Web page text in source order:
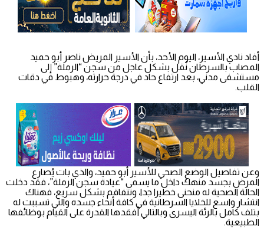
أفاد نادي الأسير، اليوم الأحد، بأن الأسير المريض ناصر أبو حميد
المصاب بالسرطان نُقل بشكل عاجل من سجن “الرملة” إلى
مستشفى مدني، بعد ارتفاع حاد في درجة حرارته، وهبوط في دقات
القلب.
وعن تفاصيل الوضع الصحي للأسير أبو حميد، والذي بات يُصارع
المرض بجسد منهك داخل ما يسمى “عيادة سجن الرملة”، فقد دخلت
الحالة الصحية له منحنى خطيرا جدا، وتتفاقم بشكل سريع، فهناك
انتشار واسع للخلايا السرطانية في كافة أنحاء جسده والتي تسببت له
بتلف كامل بالرئة اليسرى وبالتالي أفقدها القدرة على القيام بوظائفها
الطبيعية.